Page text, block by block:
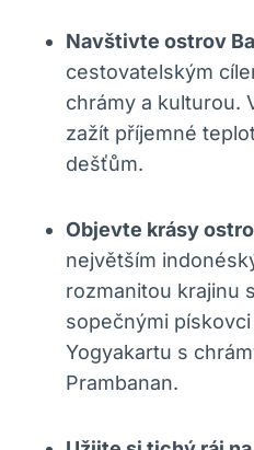
Navštivte ostrov
cestovatelským
chrámy a kulturou.
zažít příjemné
dešťům.
Objevte krásy
největším
rozmanitou krajinu
sopečnými
Yogyakartu s
Prambanan.